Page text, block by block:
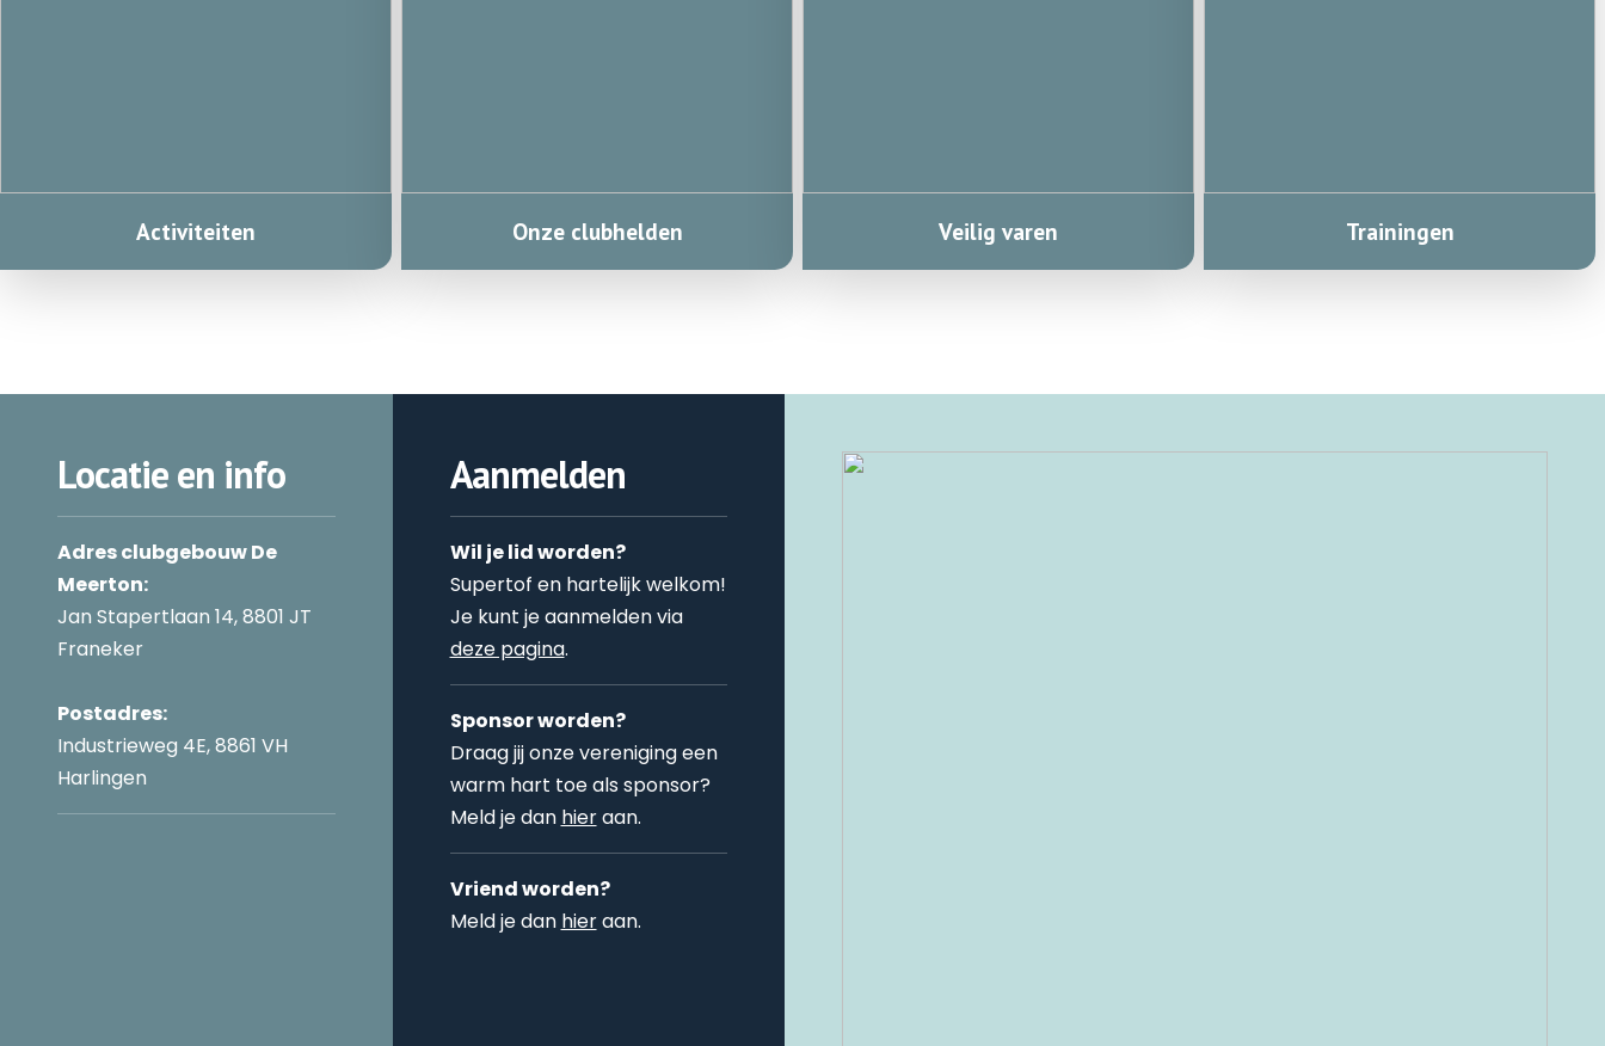
Activiteiten Onze clubhelden Veilig varen Trainingen
Locatie en info
Adres clubgebouw De
Meerton:
Jan Stapertlaan 14, 8801 JT
Franeker
Postadres:
Industrieweg 4E, 8861 VH
Harlingen
Aanmelden
Wil je lid worden?
Supertof en hartelijk welkom!
Je kunt je aanmelden via
deze pagina.
Sponsor worden?
Draag jij onze vereniging een
warm hart toe als sponsor?
Meld je dan hieraan.
Vriend worden?
Meld je dan hieraan.